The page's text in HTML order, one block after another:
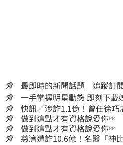
最即時的新聞話題 追蹤訂
一手掌握明星動
快訊／涉詐1.1億！曾任徐
離境 桃檢發通緝
做到這點才有資格說愛你PR
做到這點才有資格說愛你PR
慈濟遭詐10.6億！名醫「